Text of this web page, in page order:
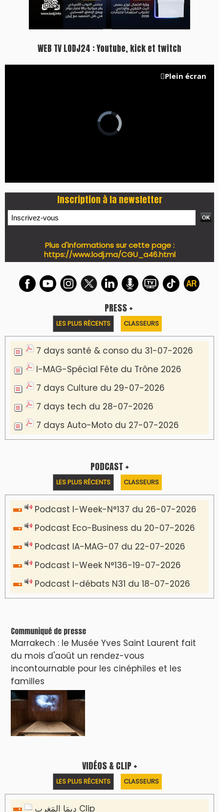
WEB TV LODJ24 : Youtube, kick et twitch
Plein écran
Inscription à la newsletter
Plus d'informations sur cette page :
https://www.lodj.ma/CGU_a46.html
PRESS +
LES PLUS RÉCENTS CLASSEURS
7 days santé & conso du 31-07-2026
I-MAG-Spécial Fête du Trône 2026
7 days Culture du 29-07-2026
7 days tech du 28-07-2026
7 days Auto-Moto du 27-07-2026
PODCAST +
LES PLUS RÉCENTS CLASSEURS
Podcast I-Week-N°137 du 26-07-2026
Podcast Eco-Business du 20-07-2026
Podcast IA-MAG-07 du 22-07-2026
Podcast I-Week N°136-19-07-2026
Podcast I-débats N31 du 18-07-2026
Communiqué de presse
Marrakech : le Musée Yves Saint Laurent fait
du mois d'août un rendez-vous
incontournable pour les cinéphiles et les
familles
VIDÉOS & CLIP +
LES PLUS RÉCENTS CLASSEURS
دِيمَا المَغرِب Clip